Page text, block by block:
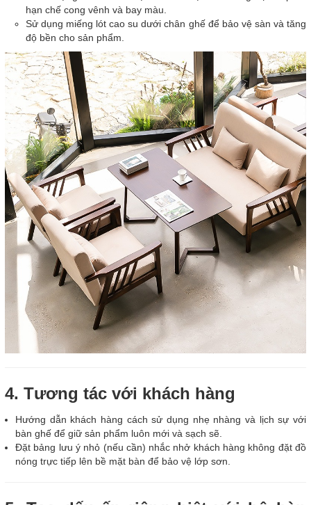
hạn chế cong vênh và bay màu.
Sử dụng miếng lót cao su dưới chân ghế để bảo vệ sàn và tăng
độ bền cho sản phẩm.
4. Tương tác với khách hàng
Hướng dẫn khách hàng cách sử dụng nhẹ nhàng và lịch sự với
bàn ghế để giữ sản phẩm luôn mới và sạch sẽ.
Đặt bảng lưu ý nhỏ (nếu cần) nhắc nhở khách hàng không đặt đồ
nóng trực tiếp lên bề mặt bàn để bảo vệ lớp sơn.